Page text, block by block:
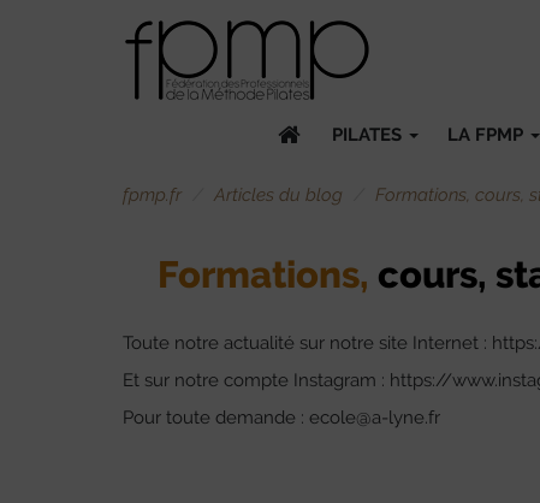
PILATES LA FPMP
fpmp.fr Articles du blog Formations, cours,
Formations, cours,
Toute notre actualité sur notre site Internet :
Et sur notre compte Instagram : https://
Pour toute demande : ecole@a-lyne.fr